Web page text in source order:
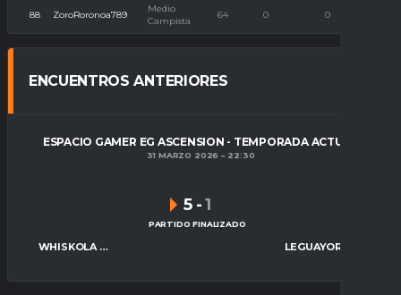
88 ZoroRoronoa789
Medio
Campista
64 0 0
ENCUENTROS ANTERIORES
ESPACIO GAMER EG ASCENSION - TEMPORADA ACTUAL
31 MARZO 2026 22:30
WHISKOLA ESPORTS
5 -1
PARTIDO FINALIZADO